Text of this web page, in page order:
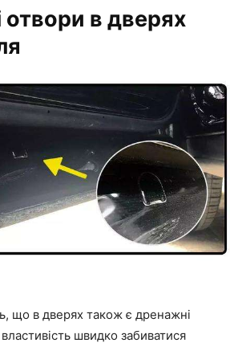
в дверях
що в дверях також є дренажні
швидко забиватися